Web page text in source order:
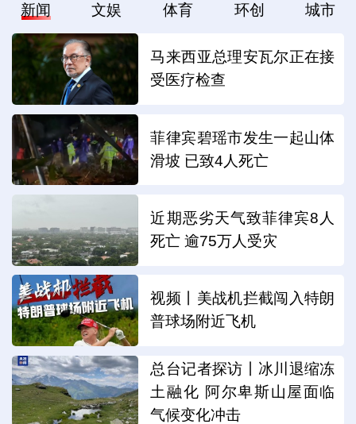
新闻 文娱 体育 环创 城市
马来西亚总理安瓦尔正在接
受医疗检查
菲律宾碧瑶市发生一起山体
滑坡 已致4人死亡
近期恶劣天气致菲律宾8人
死亡 逾75万人受灾
视频丨美战机拦截闯入特朗
普球场附近飞机
总台记者探访丨冰川退缩冻
土融化 阿尔卑斯山屋面临
气候变化冲击